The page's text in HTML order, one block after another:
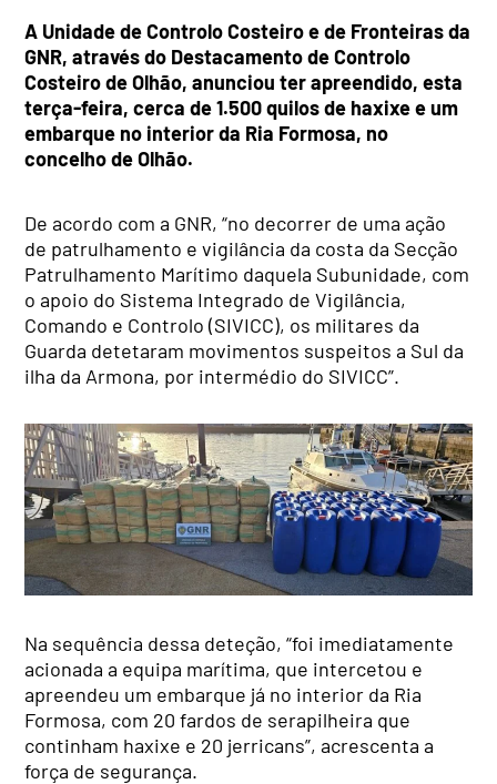
A Unidade de Controlo Costeiro e de Fronteiras da
GNR, através do Destacamento de Controlo
Costeiro de Olhão, anunciou ter apreendido, esta
terça-feira, cerca de 1.500 quilos de haxixe e um
embarque no interior da Ria Formosa, no
concelho de Olhão.
De acordo com a GNR, “no decorrer de uma ação
de patrulhamento e vigilância da costa da Secção
Patrulhamento Marítimo daquela Subunidade, com
o apoio do Sistema Integrado de Vigilância,
Comando e Controlo (SIVICC), os militares da
Guarda detetaram movimentos suspeitos a Sul da
ilha da Armona, por intermédio do SIVICC”.
Na sequência dessa deteção, “foi imediatamente
acionada a equipa marítima, que intercetou e
apreendeu um embarque já no interior da Ria
Formosa, com 20 fardos de serapilheira que
continham haxixe e 20 jerricans”, acrescenta a
força de segurança.